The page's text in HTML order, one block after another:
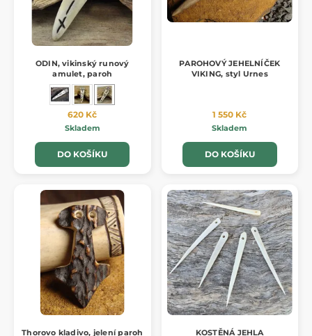
ODIN, vikinský runový
amulet, paroh
620 Kč
Skladem
DO KOŠÍKU
PAROHOVÝ JEHELNÍČEK
VIKING, styl Urnes
1 550 Kč
Skladem
DO KOŠÍKU
Thorovo kladivo, jelení paroh KOSTĚNÁ JEHLA